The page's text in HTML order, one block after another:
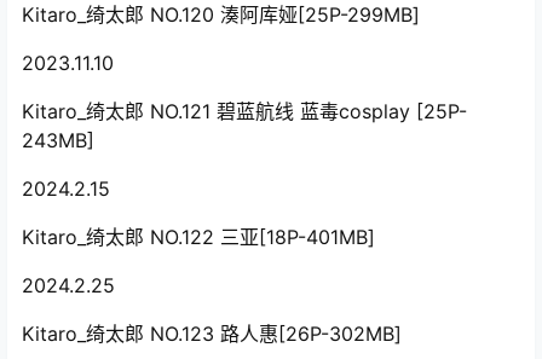
Kitaro_绮太郎 NO.120 湊阿库娅[25P-299MB]
2023.11.10
Kitaro_绮太郎 NO.121 碧蓝航线 蓝毒cosplay [25P-
243MB]
2024.2.15
Kitaro_绮太郎 NO.122 三亚[18P-401MB]
2024.2.25
Kitaro_绮太郎 NO.123 路人惠[26P-302MB]